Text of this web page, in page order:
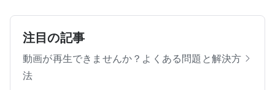
注目の記事
動画が再生できませんか？よくある問題と解決方
法